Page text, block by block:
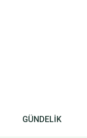
GÜNDELİK